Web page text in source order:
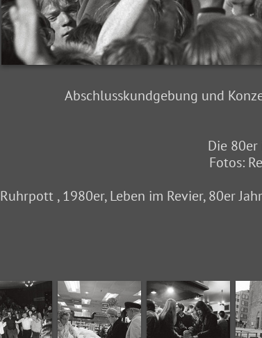
Abschlusskundgebung und
Die
Fotos:
Ruhrpott , 1980er, Leben im Revier, 80er